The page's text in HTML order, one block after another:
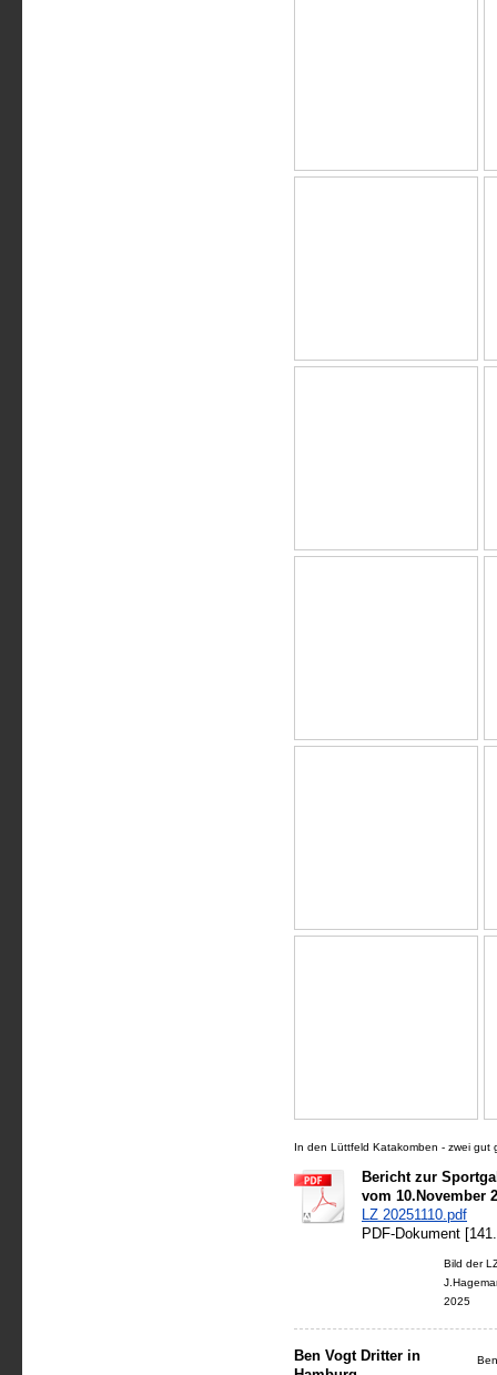
In den Lüttfeld Katakomben - zwei gut
Bericht zur
vom 10.November
LZ 20251110.pdf
PDF-Dokument
Bild der
2025
Ben Vogt Dritter in